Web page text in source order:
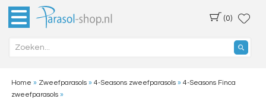
(0)
Home » Zweefparasols» 4-Seasons zweefparasols» 4-Seasons Finca
zweefparasols»